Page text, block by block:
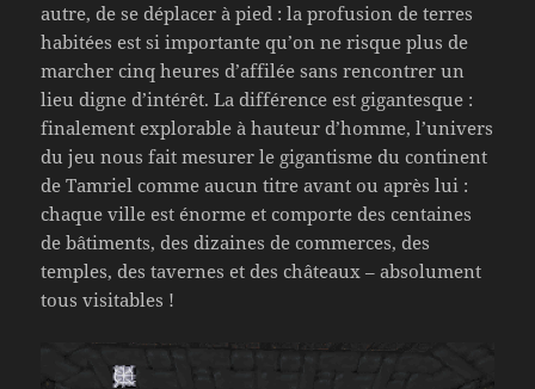
autre, de se déplacer à pied : la profusion de terres
habitées est si importante qu’on ne risque plus de
marcher cinq heures d’affilée sans rencontrer un
lieu digne d’intérêt. La différence est gigantesque :
finalement explorable à hauteur d’homme, l’univers
du jeu nous fait mesurer le gigantisme du continent
de Tamriel comme aucun titre avant ou après lui :
chaque ville est énorme et comporte des centaines
de bâtiments, des dizaines de commerces, des
temples, des tavernes et des châteaux – absolument
tous visitables !